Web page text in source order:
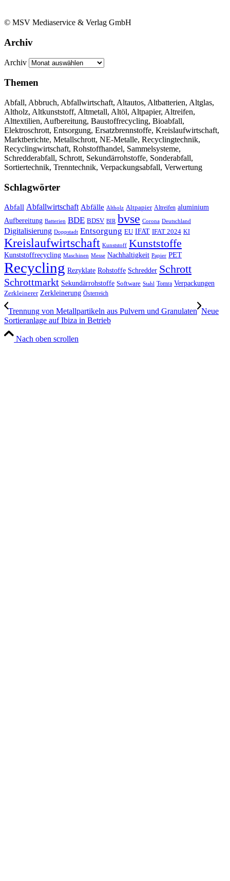
© MSV Mediaservice & Verlag GmbH
Archiv
Archiv
Themen
Abfall, Abbruch, Abfallwirtschaft, Altautos, Altbatterien, Altglas,
Altholz, Altkunststoff, Altmetall, Altöl, Altpapier, Altreifen,
Alttextilien, Aufbereitung, Baustoffrecycling, Bioabfall,
Elektroschrott, Entsorgung, Ersatzbrennstoffe, Kreislaufwirtschaft,
Marktberichte, Metallschrott, NE-Metalle, Recyclingtechnik,
Recyclingwirtschaft, Rohstoffhandel, Sammelsysteme,
Schredderabfall, Schrott, Sekundärrohstoffe, Sonderabfall,
Sortiertechnik, Trenntechnik, Verpackungsabfall, Verwertung
Schlagwörter
Abfall Abfallwirtschaft Abfälle Altholz Altpapier Altreifen aluminium
Aufbereitung Batterien BDE BDSV BIR bvse Corona Deutschland
Digitalisierung Doppstadt Entsorgung EU IFAT IFAT 2024 KI
Kreislaufwirtschaft Kunststoff Kunststoffe
Kunststoffrecycling Maschinen Messe Nachhaltigkeit Papier PET
Recycling Rezyklate Rohstoffe Schredder Schrott
Schrottmarkt Sekundärrohstoffe Software Stahl Tomra Verpackungen
Zerkleinerer Zerkleinerung Österreich
Trennung von Metallpartikeln aus Pulvern und Granulaten Neue
Sortieranlage auf Ibiza in Betrieb
Nach oben scrollen